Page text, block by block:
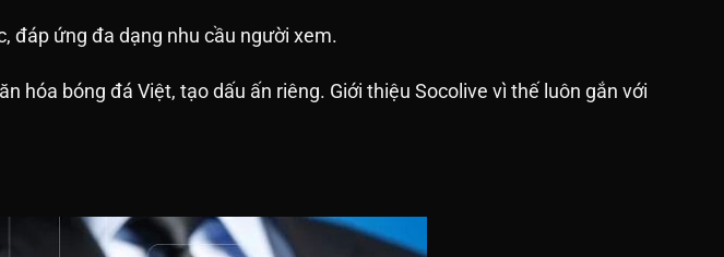
đáp ứng đa dạng nhu cầu người xem.
hóa bóng đá Việt, tạo dấu ấn riêng. Giới thiệu Socolive vì thế luôn gắn với